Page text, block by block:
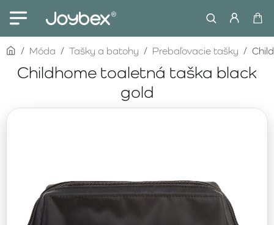
Childhome toaletná taška black
gold
homeMóda Tašky a batohy Prebaľovacie tašky